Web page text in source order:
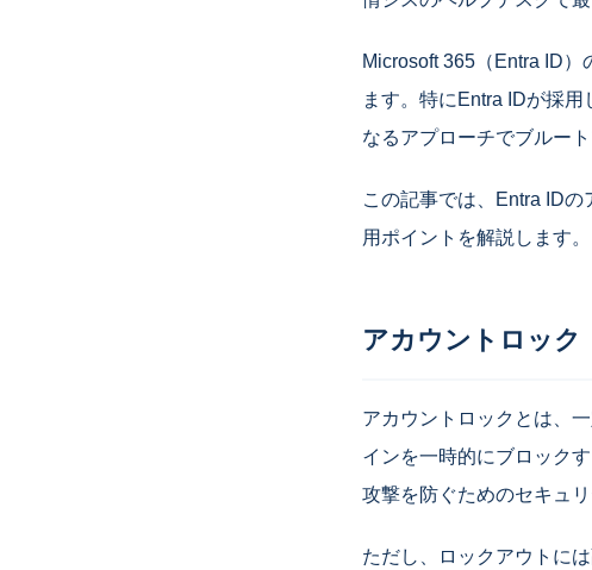
Microsoft 365（Entra ID
ます。特にEntra IDが採用
なるアプローチでブルー
この記事では、Entra ID
用ポイントを解説します。
アカウントロック
アカウントロックとは、
インを一時的にブロック
攻撃を防ぐためのセキュリ
ただし、ロックアウトに